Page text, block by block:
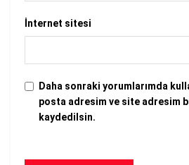
İnternet sitesi
Daha sonraki yorumlarımda
posta adresim ve site adresim
kaydedilsin.